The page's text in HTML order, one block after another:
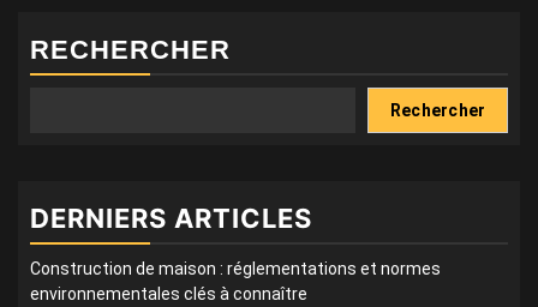
RECHERCHER
Rechercher
DERNIERS ARTICLES
Construction de maison : réglementations et normes
environnementales clés à connaître